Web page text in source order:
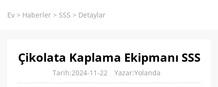
Ev > Haberler > SSS > Detaylar
Çikolata Kaplama Ekipmanı SSS
Tarih:2024-11-22 Yazar:Yolanda